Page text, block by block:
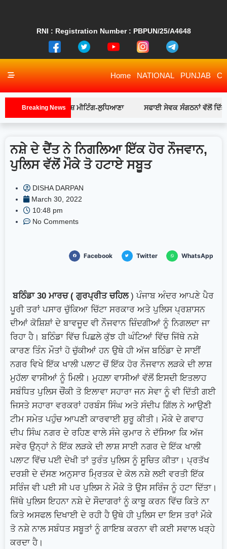
RNI : Registration Number : PBPUN/25/A4648
Home NATIONAL PUNJAB
Breaking News
ਮੈਂਬਰਾਂ ਨਾਲ ਵਿਸ਼ੇਸ਼ ਮੀਟਿੰਗ-ਲੁਧਿਆਣਾ ਸਫਾਈ ਸੇਵਕ ਸੰਗਠਨਾਂ ਵੱਲੋਂ ਦਿੱਤੇ ਗਏ
ਨਸ਼ੇ ਦੇ ਦੈਂਤ ਨੇ ਨਿਗਲਿਆ ਇੱਕ ਹੋਰ ਨੌਜਵਾਨ,
ਪੁਲਿਸ ਵੱਲੋਂ ਮੌਕੇ ਤੋ ਹਟਾਏ ਸਬੂਤ
DISHA DARPAN
March 30, 2022
10:48 pm
No Comments
Facebook Twitter WhatsApp
ਬਠਿੰਡਾ 30 ਮਾਰਚ ( ਗੁਰਪ੍ਰੀਤ ਚਹਿਲ) ਪੰਜਾਬ ਅੰਦਰ ਆਪਣੇ ਪੈਰ
ਪੂਰੀ ਤਰਾਂ ਪਸਾਰ ਚੁੱਕਿਆ ਚਿੱਟਾ ਸਰਕਾਰ ਅਤੇ ਪੁਲਿਸ ਪ੍ਰਸ਼ਾਸਨ
ਦੀਆਂ ਕੋਸ਼ਿਸ਼ਾਂ ਦੇ ਬਾਵਜੂਦ ਵੀ ਨੌਜਵਾਨ ਜ਼ਿੰਦਗੀਆਂ ਨੂੰ ਨਿਗਲਦਾ ਜਾ
ਰਿਹਾ ਹੈ। ਬਠਿੰਡਾ ਵਿੱਚ ਪਿਛਲੇ ਕੁੱਝ ਹੀ ਘੰਟਿਆਂ ਵਿੱਚ ਜਿੱਥੇ ਨਸ਼ੇ
ਕਾਰਣ ਤਿੰਨ ਮੌਤਾਂ ਹੋ ਚੁੱਕੀਆਂ ਹਨ ਉਥੇ ਹੀ ਅੱਜ ਬਠਿੰਡਾ ਦੇ ਸਾਈਂ
ਨਗਰ ਵਿਖੇ ਇੱਕ ਖਾਲੀ ਪਲਾਟ ਚੋਂ ਇੱਕ ਹੋਰ ਨੌਜਵਾਨ ਲੜਕੇ ਦੀ ਲਾਸ਼
ਮੁਹੱਲਾ ਵਾਸੀਆਂ ਨੂੰ ਮਿਲੀ। ਮੁਹਲ਼ਾ ਵਾਸੀਆਂ ਵੱਲੋਂ ਇਸਦੀ ਇਤਲਾਹ
ਸਬੰਧਿਤ ਪੁਲਿਸ ਚੌਂਕੀ ਤੋ ਇਲਾਵਾ ਸਹਾਰਾ ਜਨ ਸੇਵਾ ਨੂੰ ਵੀ ਦਿੱਤੀ ਗਈ
ਜਿਸਤੇ ਸਹਾਰਾ ਵਰਕਰਾਂ ਹਰਬੰਸ ਸਿੰਘ ਅਤੇ ਸੰਦੀਪ ਗਿੱਲ ਨੇ ਆਉਣੀ
ਟੀਮ ਸਮੇਤ ਪਹੁੰਚ ਆਪਣੀ ਕਾਰਵਾਈ ਸ਼ੁਰੂ ਕੀਤੀ। ਮੌਕੇ ਦੇ ਗਵਾਹ
ਦੀਪ ਸਿੰਘ ਨਗਰ ਦੇ ਰਹਿਣ ਵਾਲੇ ਸੰਜੇ ਕੁਮਾਰ ਨੇ ਦੱਸਿਆ ਕਿ ਅੱਜ
ਸਵੇਰ ਉਨ੍ਹਾਂ ਨੇ ਇੱਕ ਲੜਕੇ ਦੀ ਲਾਸ਼ ਸਾਈ ਨਗਰ ਦੇ ਇੱਕ ਖਾਲੀ
ਪਲਾਟ ਵਿੱਚ ਪਈ ਦੇਖੀ ਤਾਂ ਤੁਰੰਤ ਪੁਲਿਸ ਨੂੰ ਸੂਚਿਤ ਕੀਤਾ। ਪ੍ਰਤੱਖ
ਦਰਸ਼ੀ ਦੇ ਦੱਸਣ ਅਨੁਸਾਰ ਮ੍ਰਿਤਕ ਦੇ ਕੋਲ ਨਸ਼ੇ ਲਈ ਵਰਤੀ ਇੱਕ
ਸਰਿੰਜ ਵੀ ਪਈ ਸੀ ਪਰ ਪੁਲਿਸ ਨੇ ਮੌਕੇ ਤੋ ਉਸ ਸਰਿੰਜ ਨੂੰ ਹਟਾ ਦਿੱਤਾ।
ਜਿੱਥੇ ਪੁਲਿਸ ਇਹਨਾ ਨਸ਼ੇ ਦੇ ਸੌਦਾਗਰਾਂ ਨੂੰ ਕਾਬੂ ਕਰਨ ਵਿੱਚ ਕਿਤੇ ਨਾ
ਕਿਤੇ ਅਸਫਲ ਦਿਖਾਈ ਦੇ ਰਹੀ ਹੈ ਉਥੇ ਹੀ ਪੁਲਿਸ ਦਾ ਇਸ ਤਰਾਂ ਮੌਕੇ
ਤੋ ਨਸ਼ੇ ਨਾਲ ਸਬੰਧਤ ਸਬੂਤਾਂ ਨੂੰ ਗਾਇਬ ਕਰਨਾ ਵੀ ਕਈ ਸਵਾਲ ਖੜ੍ਹੇ
ਕਰਦਾ ਹੈ।